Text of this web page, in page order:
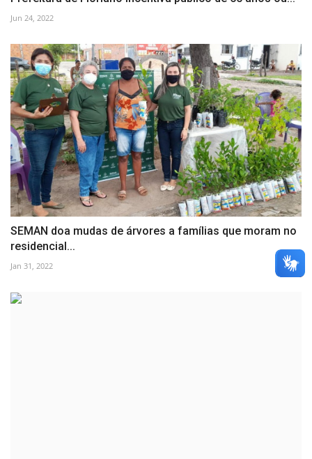
Jun 24, 2022
SEMAN doa mudas de árvores a famílias que moram no
residencial...
Jan 31, 2022